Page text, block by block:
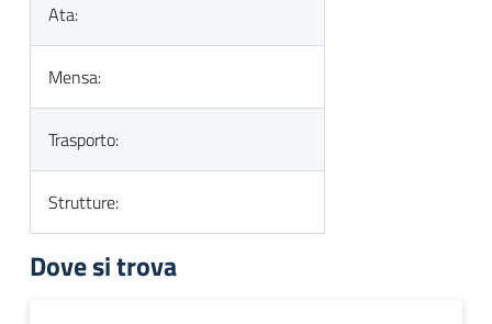
Ata:
Mensa:
Trasporto:
Strutture:
Dove si trova